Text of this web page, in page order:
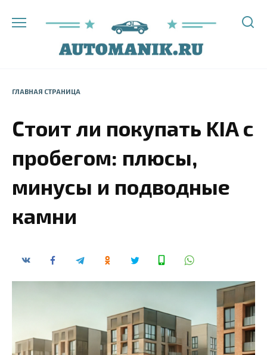
ГЛАВНАЯ СТРАНИЦА
Стоит ли покупать KIA с
пробегом: плюсы,
минусы и подводные
камни